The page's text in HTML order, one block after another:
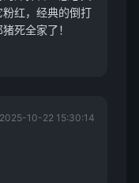
红，经典的倒打
死全家了！
2025-10-22 15:30:14